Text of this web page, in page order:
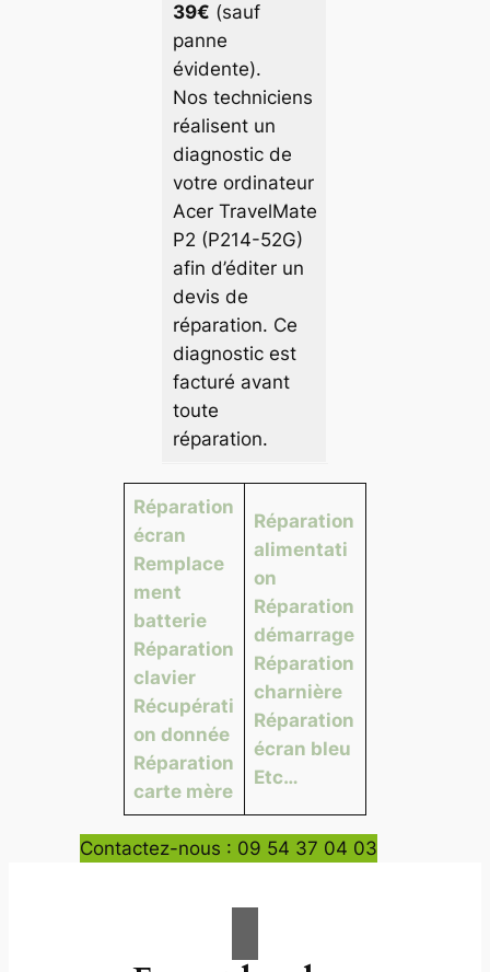
39€ (sauf
panne
évidente).
Nos techniciens
réalisent un
diagnostic de
votre ordinateur
Acer TravelMate
P2 (P214-52G)
afin d’éditer un
devis de
réparation. Ce
diagnostic est
facturé avant
toute
réparation.
Réparation
écran
Remplace
ment
batterie
Réparation
clavier
Récupérati
on donnée
Réparation
carte mère
Réparation
alimentati
on
Réparation
démarrage
Réparation
charnière
Réparation
écran bleu
Etc…
Contactez-nous : 09 54 37 04 03